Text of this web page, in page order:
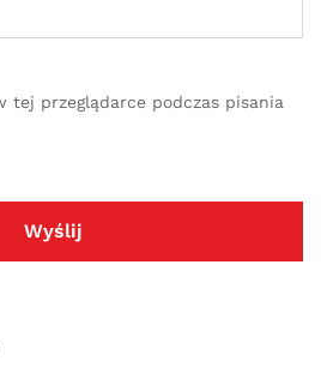
tej przeglądarce podczas pisania